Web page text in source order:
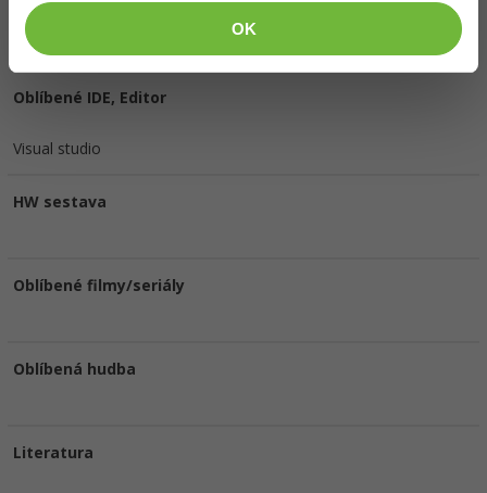
OK
Česká republika, Hlavní město Praha, Praha 9.
Oblíbené IDE, Editor
Visual studio
HW sestava
Oblíbené filmy/seriály
Oblíbená hudba
Literatura